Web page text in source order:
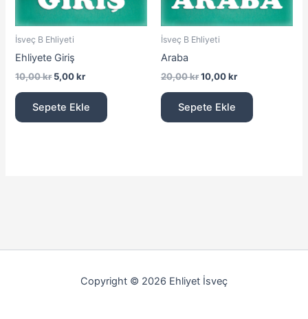
İsveç B Ehliyeti
Ehliyete Giriş
10,00kr 5,00kr
Sepete Ekle
İsveç B Ehliyeti
Araba
20,00kr10,00kr
Sepete Ekle
Copyright © 2026 Ehliyet İsveç